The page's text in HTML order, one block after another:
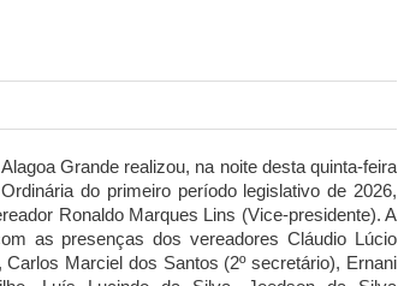
Grande realizou, na noite desta quinta-feira
do primeiro período legislativo de 2026,
Ronaldo Marques Lins (Vice-presidente). A
as presenças dos vereadores Cláudio Lúcio
Carlos Marciel dos Santos (2º secretário), Ernani